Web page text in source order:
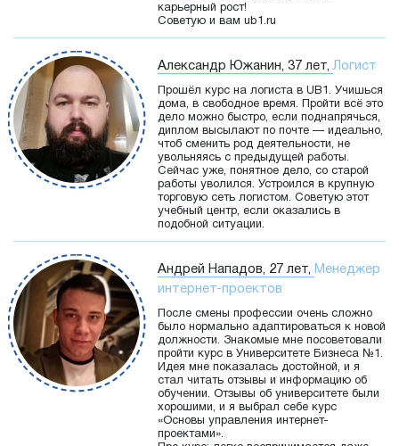
карьерный рост!
Советую и вам ub1.ru
Александр Южанин, 37 лет,Логист
Прошёл курс на логиста в UB1. Учишься
дома, в свободное время. Пройти всё это
дело можно быстро, если поднапрячься,
диплом высылают по почте — идеально,
чтоб сменить род деятельности, не
увольняясь с предыдущей работы.
Сейчас уже, понятное дело, со старой
работы уволился. Устроился в крупную
торговую сеть логистом. Советую этот
учебный центр, если оказались в
подобной ситуации.
Андрей Нападов, 27 лет, Менеджер
интернет-проектов
После смены профессии очень сложно
было нормально адаптироваться к новой
должности. Знакомые мне посоветовали
пройти курс в Университете Бизнеса №1.
Идея мне показалась достойной, и я
стал читать отзывы и информацию об
обучении. Отзывы об университете были
хорошими, и я выбрал себе курс
«Основы управления интернет-
проектами».